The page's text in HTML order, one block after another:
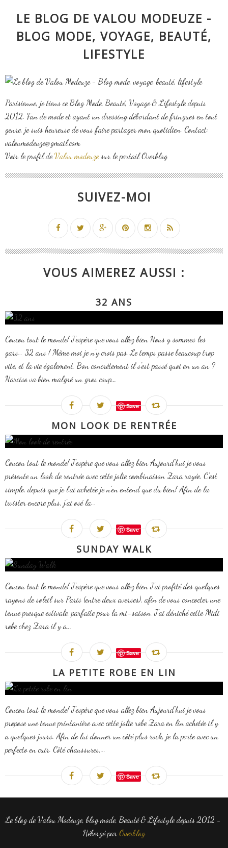
LE BLOG DE VALOU MODEUZE -
BLOG MODE, VOYAGE, BEAUTÉ,
LIFESTYLE
Parisienne, je tiens ce Blog Mode, Beauté, Voyage & Lifestyle depuis
2012. Fan de mode et ayant un dressing débordant de fringues en tout
genre, je suis heureuse de vous faire partager mon quotidien. Contact:
valoumodeuze@gmail.com
Voir le profil deValou modeuzesur le portail Overblog
SUIVEZ-MOI
VOUS AIMEREZ AUSSI :
32 ANS
Coucou tout le monde! J'espère que vous allez bien Nous y sommes les
gars… 32 ans ! Même moi je n'y crois pas. Le temps passe beaucoup trop
vite, et la vie également. Bon concrètement il s'est passé quoi en un an ?
Narciso va bien malgré un gros coup...
Save
MON LOOK DE RENTRÉE
Coucou tout le monde! J'espère que vous allez bien Aujourd'hui je vous
présente un look de rentrée avec cette jolie combinaison Zara rayée. C'est
simple, depuis que je l'ai achetée je n'en entend que du bien! Afin de la
twister encore plus, j'ai osé la...
Save
SUNDAY WALK
Coucou tout le monde! J'espère que vous allez bien J'ai profité des quelques
rayons de soleil sur Paris (entre deux averses), afin de vous concocter une
tenue presque estivale, parfaite pour la mi-saison. J'ai déniché cette Midi
robe chez Zara il y a...
Save
LA PETITE ROBE EN LIN
Coucou tout le monde! J'espère que vous allez bien Aujourd'hui je vous
propose une tenue printanière avec cette jolie robe Zara en lin achetée il y
a quelques jours. Afin de lui donner un côté plus rock, je la porte avec un
perfecto en cuir. Côté chaussures,...
Save
Le blog de Valou Modeuze, blog mode, Beauté & Lifestyle depuis 2012 -
Hébergé parOverblog